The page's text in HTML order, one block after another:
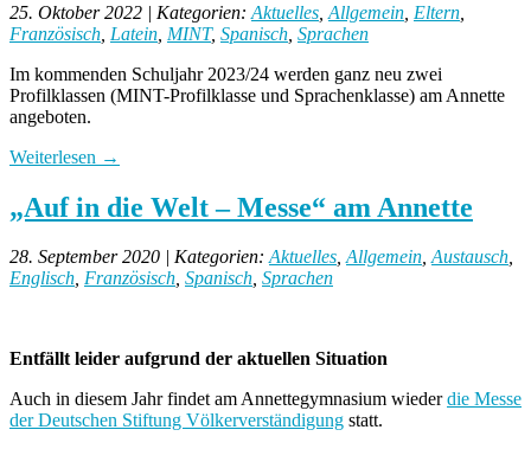
25. Oktober 2022 | Kategorien: Aktuelles Allgemein Eltern
Französisch Latein MINT, Spanisch Sprachen
Im kommenden Schuljahr 2023/24 werden ganz neu zwei
Profilklassen (MINT-Profilklasse und Sprachenklasse) am Annette
angeboten.
Weiterlesen →
„Auf in die Welt – Messe“ am Annette
28. September 2020 | Kategorien:Aktuelles,Allgemein,Austausch,
Englisch, Französisch, Spanisch, Sprachen
Entfällt leider aufgrund der aktuellen Situation
Auch in diesem Jahr findet am Annettegymnasium wiederdie Messe
der Deutschen Stiftung Völkerverständigung statt.